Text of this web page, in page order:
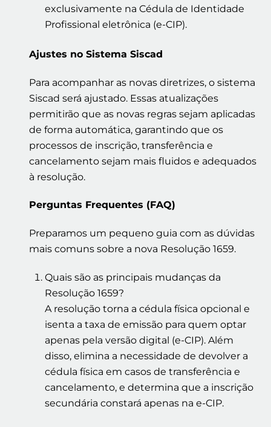
exclusivamente na Cédula de Identidade
Profissional eletrônica (e-CIP).
Ajustes no Sistema Siscad
Para acompanhar as novas diretrizes, o sistema
Siscad será ajustado. Essas atualizações
permitirão que as novas regras sejam aplicadas
de forma automática, garantindo que os
processos de inscrição, transferência e
cancelamento sejam mais fluidos e adequados
à resolução.
Perguntas Frequentes (FAQ)
Preparamos um pequeno guia com as dúvidas
mais comuns sobre a nova Resolução 1659.
Quais são as principais mudanças da
Resolução 1659?
A resolução torna a cédula física opcional e
isenta a taxa de emissão para quem optar
apenas pela versão digital (e-CIP). Além
disso, elimina a necessidade de devolver a
cédula física em casos de transferência e
cancelamento, e determina que a inscrição
secundária constará apenas na e-CIP.